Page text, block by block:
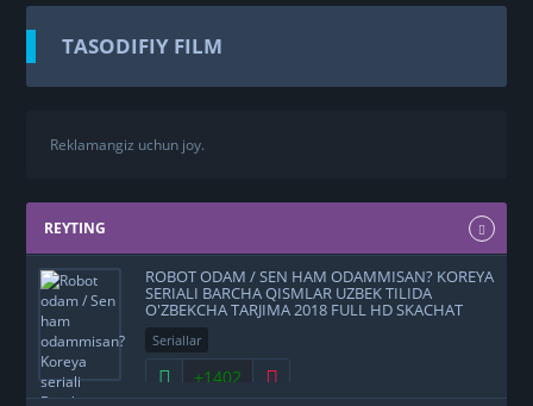
TASODIFIY FILM
Reklamangiz uchun joy.
REYTING
ROBOT ODAM / SEN HAM ODAMMISAN? KOREYA
SERIALI BARCHA QISMLAR UZBEK TILIDA
O'ZBEKCHA TARJIMA 2018 FULL HD SKACHAT
Seriallar
+1402